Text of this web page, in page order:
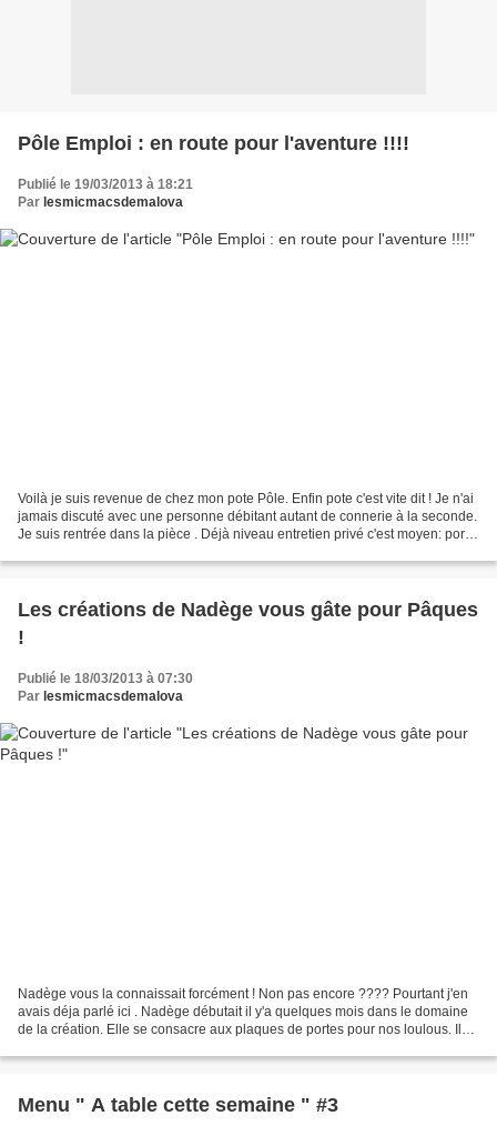
Pôle Emploi : en route pour l'aventure !!!!
Publié le 19/03/2013 à 18:21
Par lesmicmacsdemalova
Voilà je suis revenue de chez mon pote Pôle. Enfin pote c'est vite dit ! Je n'ai
jamais discuté avec une personne débitant autant de connerie à la seconde.
Je suis rentrée dans la pièce . Déjà niveau entretien privé c'est moyen: porte
Les créations de Nadège vous gâte pour Pâques
!
Publié le 18/03/2013 à 07:30
Par lesmicmacsdemalova
Nadège vous la connaissait forcément ! Non pas encore ???? Pourtant j'en
avais déja parlé ici . Nadège débutait il y'a quelques mois dans le domaine
de la création. Elle se consacre aux plaques de portes pour nos loulous. Il
Menu " A table cette semaine " #3